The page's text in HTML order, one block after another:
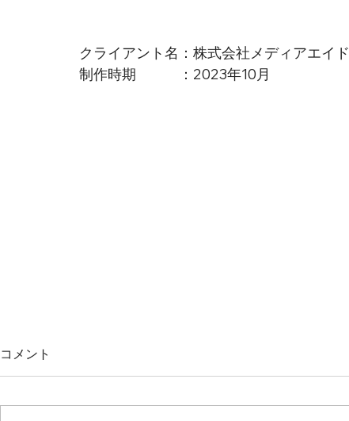
クライアント名：株式会社メディアエイド
制作時期　　　：2023年10月
コメント